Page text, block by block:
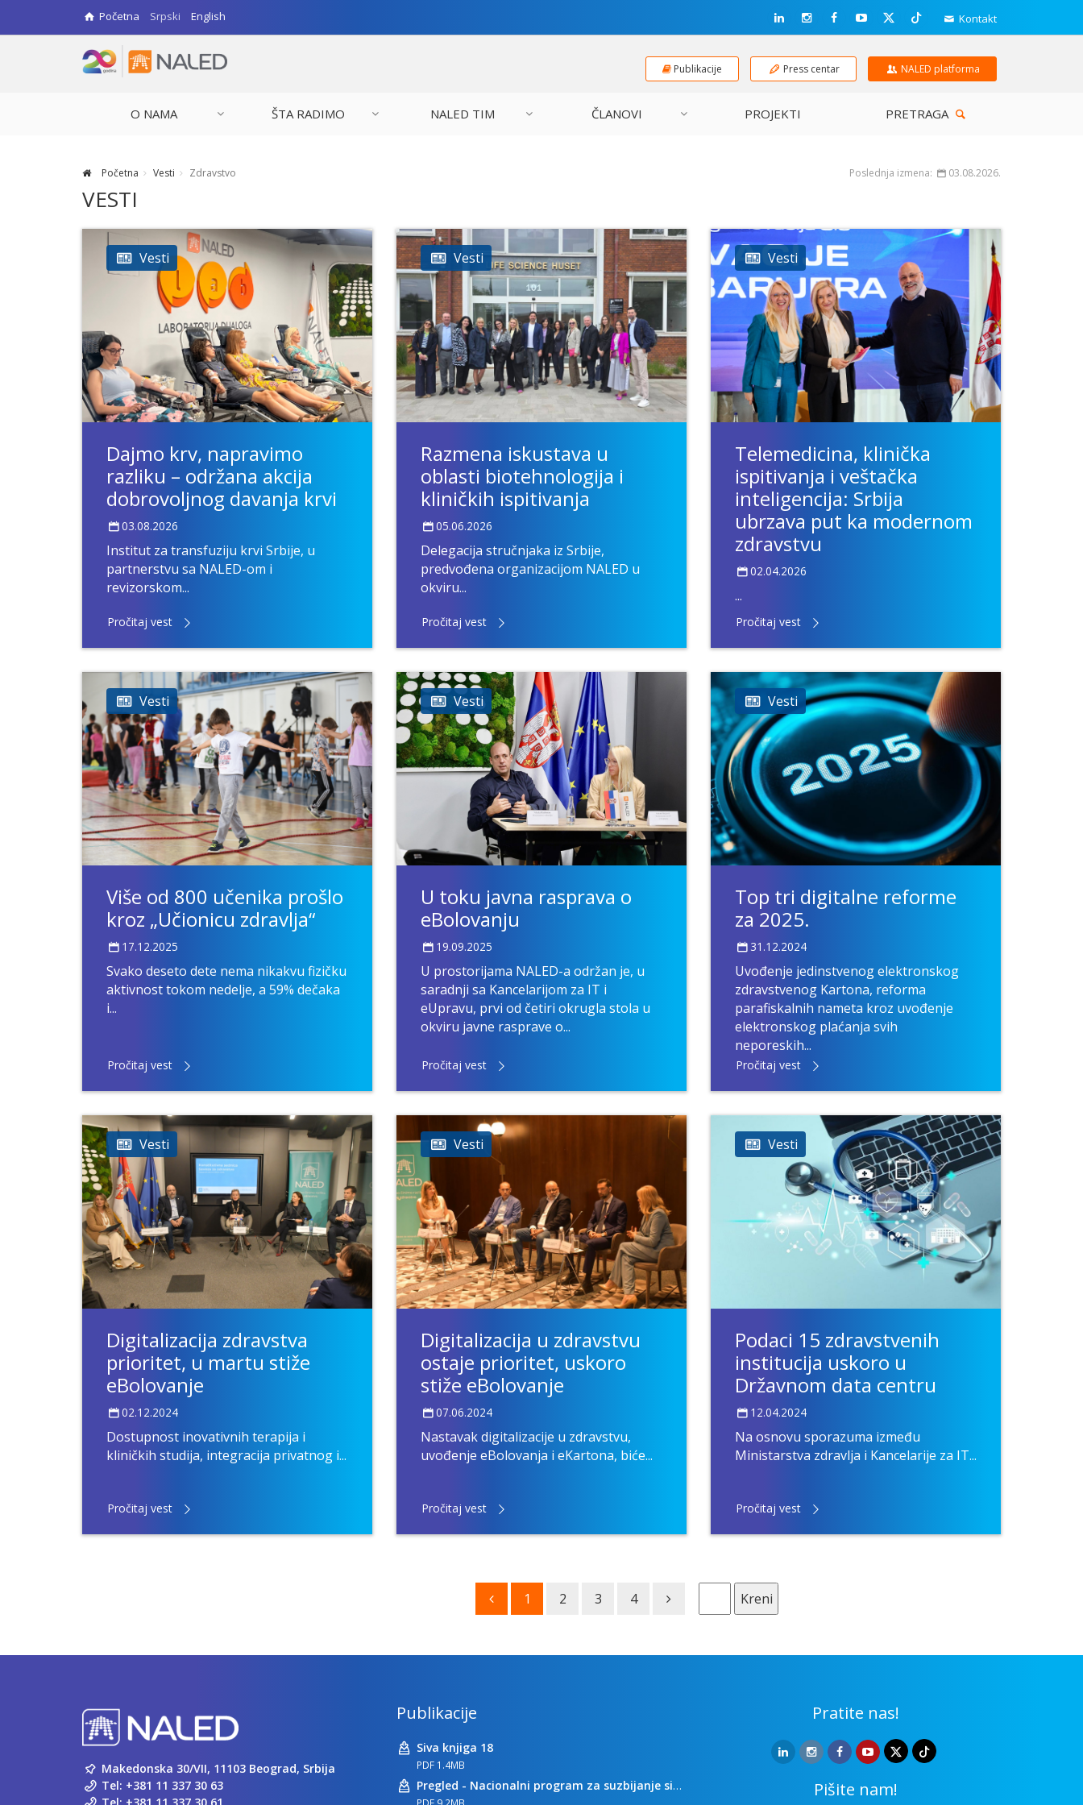
Početna Srpski English Kontakt
Publikacije Press centar NALED platforma
O NAMA ŠTA RADIMO NALED TIM ČLANOVI PROJEKTI PRETRAGA
Početna Vesti Zdravstvo Poslednja izmena: 03.08.2026.
VESTI
Vesti
Dajmo krv, napravimo
razliku – održana akcija
dobrovoljnog davanja krvi
03.08.2026
Institut za transfuziju krvi Srbije, u
partnerstvu sa NALED-om i
revizorskom...
Pročitaj vest
Vesti
Razmena iskustava u
oblasti biotehnologija i
kliničkih ispitivanja
05.06.2026
Delegacija stručnjaka iz Srbije,
predvođena organizacijom NALED u
okviru...
Pročitaj vest
Vesti
Telemedicina, klinička
ispitivanja i veštačka
inteligencija: Srbija
ubrzava put ka modernom
zdravstvu
02.04.2026
...
Pročitaj vest
Vesti
Više od 800 učenika prošlo
kroz „Učionicu zdravlja“
17.12.2025
Svako deseto dete nema nikakvu fizičku
aktivnost tokom nedelje, a 59% dečaka
i...
Pročitaj vest
Vesti
U toku javna rasprava o
eBolovanju
19.09.2025
U prostorijama NALED-a održan je, u
saradnji sa Kancelarijom za IT i
eUpravu, prvi od četiri okrugla stola u
okviru javne rasprave o...
Pročitaj vest
Vesti
Top tri digitalne reforme
za 2025.
31.12.2024
Uvođenje jedinstvenog elektronskog
zdravstvenog Kartona, reforma
parafiskalnih nameta kroz uvođenje
elektronskog plaćanja svih
neporeskih...
Pročitaj vest
Vesti
Digitalizacija zdravstva
prioritet, u martu stiže
eBolovanje
02.12.2024
Dostupnost inovativnih terapija i
kliničkih studija, integracija privatnog i...
Pročitaj vest
Vesti
Digitalizacija u zdravstvu
ostaje prioritet, uskoro
stiže eBolovanje
07.06.2024
Nastavak digitalizacije u zdravstvu,
uvođenje eBolovanja i eKartona, biće...
Pročitaj vest
Vesti
Podaci 15 zdravstvenih
institucija uskoro u
Državnom data centru
12.04.2024
Na osnovu sporazuma između
Ministarstva zdravlja i Kancelarije za IT...
Pročitaj vest
1 2 3 4 Kreni
Makedonska 30/VII, 11103 Beograd, Srbija
Tel: +381 11 337 30 63
Publikacije
Siva knjiga 18
PDF 1.4MB
Pregled - Nacionalni program za suzbijanje sive ekonomije
Pratite nas!
Pišite nam!